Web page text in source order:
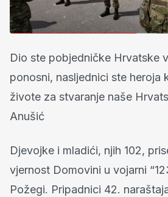
Dio ste pobjedničke Hrvatske
ponosni, nasljednici ste heroja
živote za stvaranje naše
Anušić
Djevojke i mladići, njih 102,
vjernost Domovini u vojarni
Požegi. Pripadnici 42.